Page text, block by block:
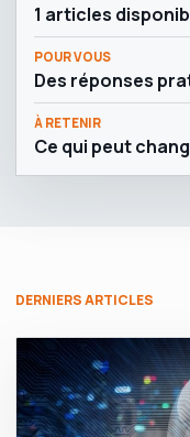
1 articles
POUR VOUS
Des réponses
À RETENIR
Ce qui peut
DERNIERS ARTICLES